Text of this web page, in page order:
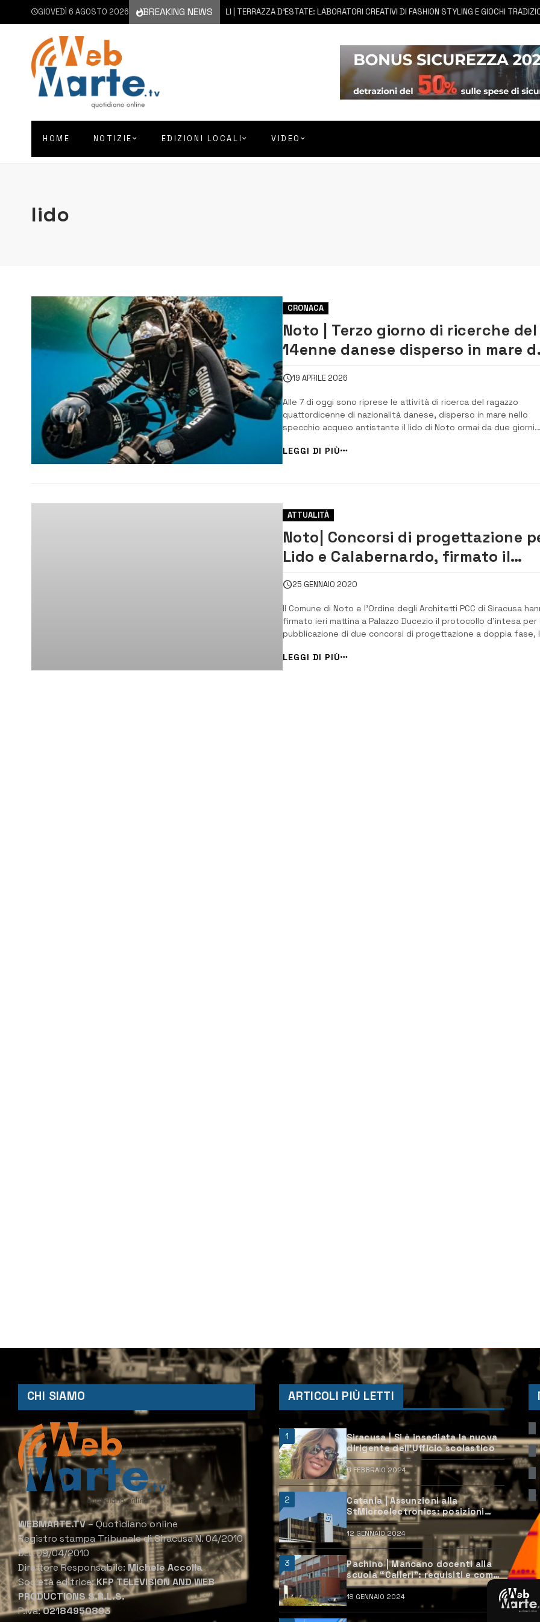
GIOVEDÌ 6 AGOSTO 2026 BREAKING NEWS
6 AGOSTO 2026 MELILLI | TERRAZZA D’ESTATE: LABORATORI CREATIVI DI FASHION STYLING E GIOCHI
HOME NOTIZIE EDIZIONI LOCALI VIDEO
lido
CRONACA
Noto | Terzo giorno di ricerche del
14enne danese disperso in mare
venerdì
19 APRILE 2026
Alle 7 di oggi sono riprese le attività di ricerca del ragazzo
quattordicenne di nazionalità danese, disperso in mare nello
specchio acqueo antistante il lido di Noto ormai da due giorni.
sub center – MRSC- della Guardia costiera di Catania, quale
coordinatore delle ricer...
LEGGI DI PIÙ
ATTUALITÀ
Noto| Concorsi di progettazione
Lido e Calabernardo, firmato il
protocollo d’intesa
25 GENNAIO 2020
Il Comune di Noto e l’Ordine degli Architetti PCC di Siracusa
firmato ieri mattina a Palazzo Ducezio il protocollo d’intesa per
pubblicazione di due concorsi di progettazione a doppia fase,
interessati e la seconda più approfondita a cui accederanno
un numero minimo d...
LEGGI DI PIÙ
CHI SIAMO
WEBMARTE.TV– Quotidiano online
Registro stampa Tribunale di Siracusa N. 04/2010
DEL 09/04/2010
Direttore Responsabile:Michele Accolla
Società editrice:KFP TELEVISION AND WEB
PRODUCTIONS S.R.L.S.
P.Iva:02184950893
ARTICOLI PIÙ LETTI
1
Siracusa | Si è insediata la nuova
dirigente dell’Ufficio scolastico
6 FEBBRAIO 2024
2
Catania | Assunzioni alla
StMicroelectronics: posizioni
aperte e come candidarsi
12 GENNAIO 2024
3
Pachino | Mancano docenti alla
scuola “Calleri”: requisiti e come
candidarsi
18 GENNAIO 2024